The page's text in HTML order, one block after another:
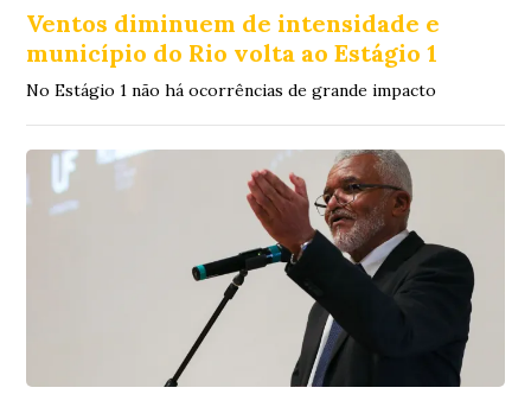
Ventos diminuem de intensidade e
município do Rio volta ao Estágio 1
No Estágio 1 não há ocorrências de grande impacto